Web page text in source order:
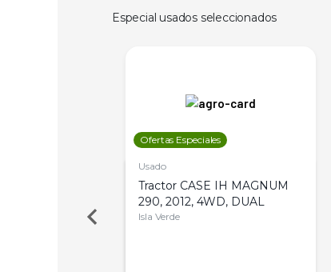
Especial usados seleccionados
Ofertas Especiales
Usado
Tractor CASE IH MAGNUM
290, 2012, 4WD, DUAL
Isla Verde